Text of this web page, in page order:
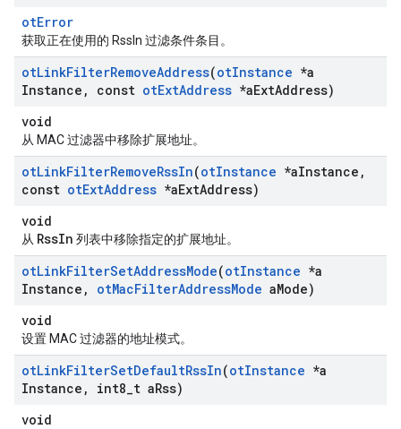
otError
获取正在使用的 RssIn 过滤条件条目。
otLinkFilterRemoveAddress(otInstance *a
Instance , const otExtAddress *aExtAddress)
void
从 MAC 过滤器中移除扩展地址。
otLinkFilterRemoveRssIn(otInstance *aInstance ,
const otExtAddress *aExtAddress)
void
从 RssIn 列表中移除指定的扩展地址。
otLinkFilterSetAddressMode(otInstance *a
Instance , otMacFilterAddressMode aMode)
void
设置 MAC 过滤器的地址模式。
otLinkFilterSetDefaultRssIn(otInstance *a
Instance , int8 t aRss)
void